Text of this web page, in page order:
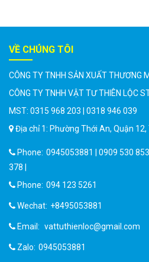
VỀ CHÚNG TÔI
CÔNG TY TNHH SẢN XUẤT THƯƠNG
CÔNG TY TNHH VẬT TƯ THIÊN LỘC
MST: 0315 968 203 | 0318 946 039
Địa chỉ 1: Phường Thới An, Quận 12,
Phone: 0945053881 | 0909 530
378 |
Phone: 094 123 5261
Wechat: +8495053881
Email: vattuthienloc@gmail.com
Zalo: 0945053881